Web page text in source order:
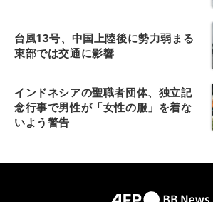
台風13号、中国上陸後に勢力弱まる
東部では交通に影響
インドネシアの聖職者団体、独立記
念行事で男性が「女性の服」を着な
いよう警告